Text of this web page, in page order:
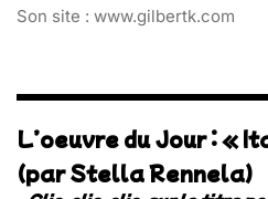
Son site : www.gilbertk.com
L’oeuvre du Jour : «
(par Stella Rennela)